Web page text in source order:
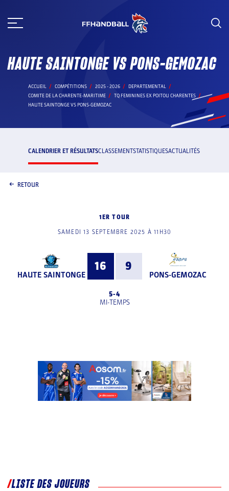
au
HAUTE SAINTONGE VS PONS-GEMOZAC
ACCUEIL COMPÉTITIONS 2025 - 2026
DEPARTEMENTAL
COMITE DE LA CHARENTE-MARITIME
TQ FEMININES EX POITOU CHARENTES
HAUTE SAINTONGE VS PONS-GEMOZAC
CALENDRIER ET RÉSULTATSCLASSEMENTSTATISTIQUESACTUALITÉS
RETOUR
1ER TOUR
SAMEDI 13 SEPTEMBRE 2025 À 11H30
HAUTE SAINTONGE
16 9
PONS-GEMOZAC
5-4
MI-TEMPS
LISTE DES JOUEURS